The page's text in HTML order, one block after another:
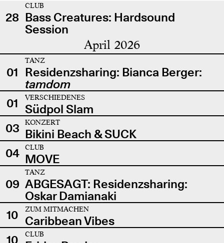
28
CLUB
Bass Creatures: Hardsound
Session
April 2026
01
TANZ
Residenzsharing: Bianca Berger:
tamdom
01
VERSCHIEDENES
Südpol Slam
03
KONZERT
Bikini Beach & SUCK
04
CLUB
MOVE
09
TANZ
ABGESAGT: Residenzsharing:
Oskar Damianaki
10
ZUM MITMACHEN
Caribbean Vibes
10
CLUB